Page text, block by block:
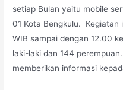
setiap Bulan yaitu mobile
01 Kota Bengkulu.
WIB sampai dengan 12.00
laki-laki dan 144
memberikan informasi